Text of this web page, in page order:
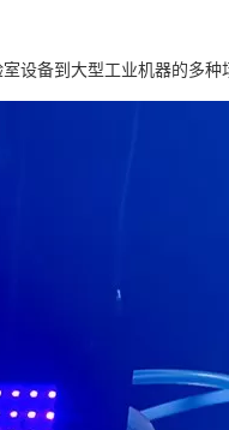
备到大型工业机器的多种